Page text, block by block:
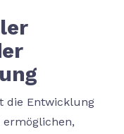
die Entwicklung
ermöglichen,